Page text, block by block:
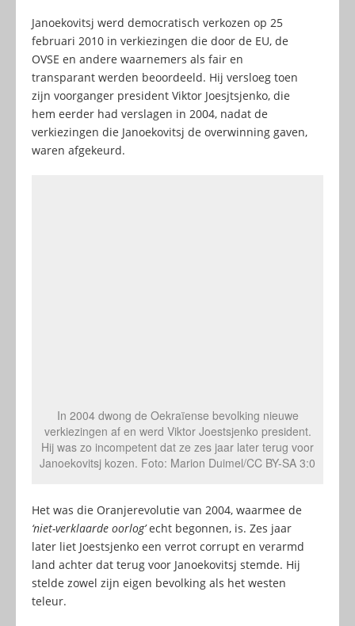
Janoekovitsj werd democratisch verkozen op 25
februari 2010 in verkiezingen die door de EU, de
OVSE en andere waarnemers als fair en
transparant werden beoordeeld. Hij versloeg toen
zijn voorganger president Viktor Joesjtsjenko, die
hem eerder had verslagen in 2004, nadat de
verkiezingen die Janoekovitsj de overwinning gaven,
waren afgekeurd.
In 2004 dwong de Oekraïense bevolking nieuwe
verkiezingen af en werd Viktor Joestsjenko president.
Hij was zo incompetent dat ze zes jaar later terug voor
Janoekovitsj kozen. Foto: Marion Duimel/CC BY-SA 3:0
Het was die Oranjerevolutie van 2004, waarmee de
‘niet-verklaarde oorlog’echt begonnen, is. Zes jaar
later liet Joestsjenko een verrot corrupt en verarmd
land achter dat terug voor Janoekovitsj stemde. Hij
stelde zowel zijn eigen bevolking als het westen
teleur.